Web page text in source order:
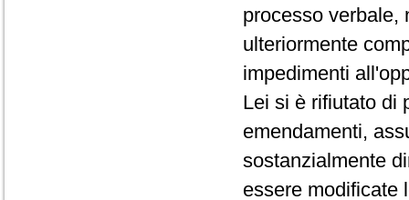
processo verbale,
ulteriormente
impedimenti
Lei si è rifiutato di
emendamenti,
sostanzialmente
essere modificate